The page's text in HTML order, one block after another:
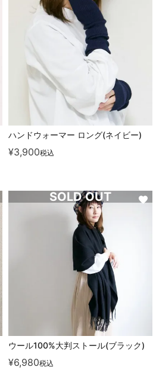
ハンドウォーマー ロング(ネイビー)
¥3,900税込
ウール100%大判ストール(ブラック)
¥6,980税込
SOLD OUT